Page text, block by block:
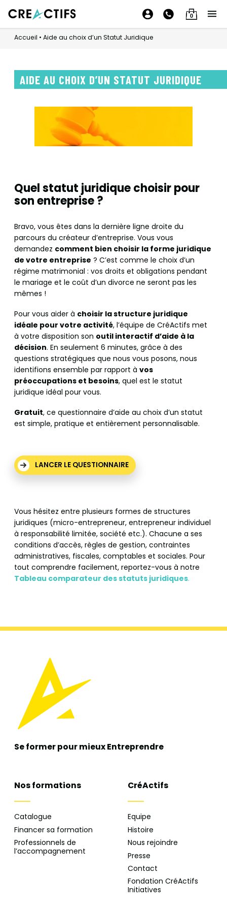
0
Accueil • Aide au choix d’un Statut Juridique
AIDE AU CHOIX D’UN STATUT JURIDIQUE
Quel statut juridique choisir pour
son entreprise ?
Bravo, vous êtes dans la dernière ligne droite du
parcours du créateur d’entreprise. Vous vous
demandez comment bien choisir la forme juridique
de votre entreprise ? C’est comme le choix d’un
régime matrimonial : vos droits et obligations pendant
le mariage et le coût d’un divorce ne seront pas les
mêmes !
Pour vous aider à choisir la structure juridique
idéale pour votre activité, l’équipe de CréActifs met
à votre disposition son outil interactif d’aide à la
décision. En seulement 6 minutes, grâce à des
questions stratégiques que nous vous posons, nous
identifions ensemble par rapport à vos
préoccupations et besoins, quel est le statut
juridique idéal pour vous.
Gratuit, ce questionnaire d’aide au choix d’un statut
est simple, pratique et entièrement personnalisable.
LANCER LE QUESTIONNAIRE
Vous hésitez entre plusieurs formes de structures
juridiques (micro-entrepreneur, entrepreneur individuel
à responsabilité limitée, société etc.). Chacune a ses
conditions d’accès, règles de gestion, contraintes
administratives, fiscales, comptables et sociales. Pour
tout comprendre facilement, reportez-vous à notre
Tableau comparateur des statuts juridiques.
Se former pour mieuxEntreprendre
Nos formations
Catalogue
Financer sa formation
Professionnels de
l’accompagnement
CréActifs
Equipe
Histoire
Nous rejoindre
Presse
Contact
Fondation CréActifs
Initiatives